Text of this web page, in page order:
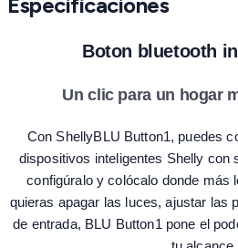
Boton bluetooth
Un clic para un hogar
Con ShellyBLU Button1, puedes
dispositivos inteligentes Shelly con
configúralo y colócalo donde más
quieras apagar las luces, ajustar las
de entrada, BLU Button1 pone el